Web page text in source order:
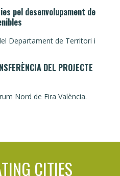
pel desenvolupament de
Departament de Territori i
DEL PROJECTE
Nord de Fira València.
CITIES